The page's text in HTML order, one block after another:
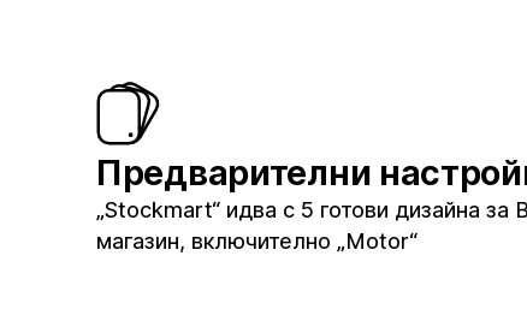
Предварителни
„Stockmart“ идва с 5 готови дизайна за
магазин, включително „Motor“